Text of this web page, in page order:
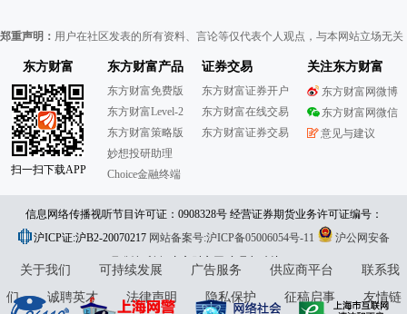
郑重声明： 用户在社区发表的所有资料、言论等仅代表个人观点，与本网站立场无
东方财富
扫一扫下载APP
东方财富产品
东方财富免费版
东方财富Level-2
东方财富策略版
妙想投研助理
Choice金融终端
证券交易
东方财富证券开户
东方财富在线交易
东方财富证券交易
关注东方财富
东方财富网微博
东方财富网微信
意见与建议
信息网络传播视听节目许可证：0908328号 经营证券期货业务许可证编号：
913101046312860336 违法和不良信息举报:021-61278686 举报邮箱：
jubao@eastmoney.com
沪ICP证:沪B2-20070217 网站备案号:沪ICP备05006054号-11
沪公网安备
31010402000120号版权所有:东方财富网意见与建议:4000300059/952500
关于我们 可持续发展 广告服务 供应商平台
联系我
们
诚聘英才 法律声明 隐私保护 征稿启事
友情链